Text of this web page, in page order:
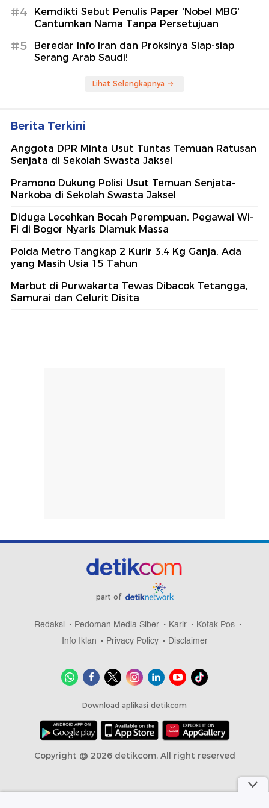
#4
Kemdikti Sebut Penulis Paper 'Nobel MBG'
Cantumkan Nama Tanpa Persetujuan
#5
Beredar Info Iran dan Proksinya Siap-siap
Serang Arab Saudi!
Lihat Selengkapnya
Berita Terkini
Anggota DPR Minta Usut Tuntas Temuan Ratusan
Senjata di Sekolah Swasta Jaksel
Pramono Dukung Polisi Usut Temuan Senjata-
Narkoba di Sekolah Swasta Jaksel
Diduga Lecehkan Bocah Perempuan, Pegawai Wi-
Fi di Bogor Nyaris Diamuk Massa
Polda Metro Tangkap 2 Kurir 3,4 Kg Ganja, Ada
yang Masih Usia 15 Tahun
Marbut di Purwakarta Tewas Dibacok Tetangga,
Samurai dan Celurit Disita
part of
Redaksi Pedoman Media Siber Karir
Kotak Pos
Info Iklan
Privacy Policy Disclaimer
Download aplikasi detikcom
Copyright @ 2026 detikcom, All right reserved